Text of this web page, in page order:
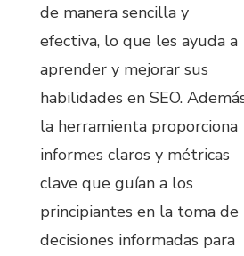
de manera sencilla y
efectiva, lo que les ayuda a
aprender y mejorar sus
habilidades en SEO.
la herramienta proporciona
informes claros y métricas
clave que guían a los
principiantes en la toma de
decisiones informadas para